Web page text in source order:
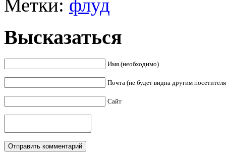
Метки: флуд
Высказаться
Имя (необходимо)
Почта (не будет видна другим
Сайт